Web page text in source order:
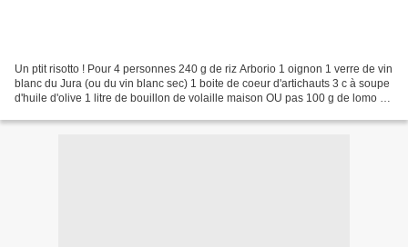
Un ptit risotto ! Pour 4 personnes 240 g de riz Arborio 1 oignon 1 verre de vin
blanc du Jura (ou du vin blanc sec) 1 boite de coeur d'artichauts 3 c à soupe
d'huile d'olive 1 litre de bouillon de volaille maison OU pas 100 g de lomo ou